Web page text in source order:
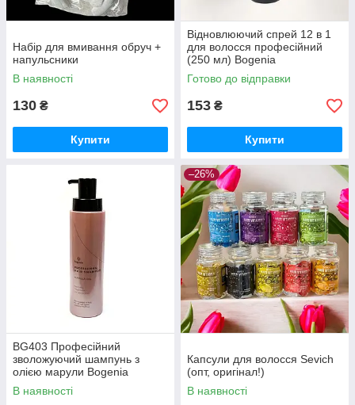
Набір для вмивання обруч +
напульсники
В наявності
130 ₴
Купити
Відновлюючий спрей 12 в 1
для волосся професійний
(250 мл) Вogenia
Готово до відправки
153 ₴
Купити
BG403 Професійний
зволожуючий шампунь з
олією марули Bogenia
Professional Hair Shampoo
Marula Oil
В наявності
–26%
Капсули для волосся Sevich
(опт, оригінал!)
В наявності